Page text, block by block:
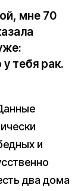
мне 70
тебя рак.
и
два дома